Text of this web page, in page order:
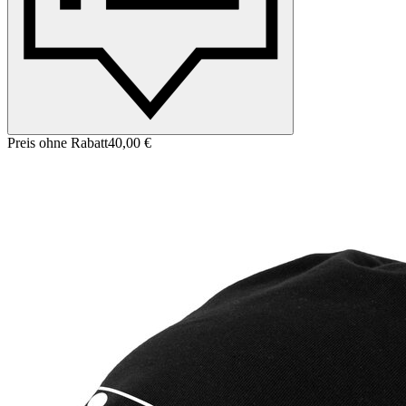
Preis ohne Rabatt40,00 €